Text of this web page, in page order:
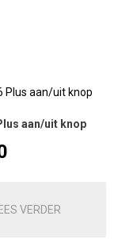
aan/uit knop
VERDER